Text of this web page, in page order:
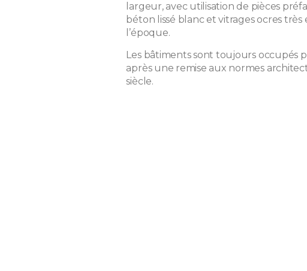
largeur, avec utilisation de pièces
béton lissé blanc et vitrages ocres très
l’époque.
Les bâtiments sont toujours occupés
après une remise aux normes
siècle.